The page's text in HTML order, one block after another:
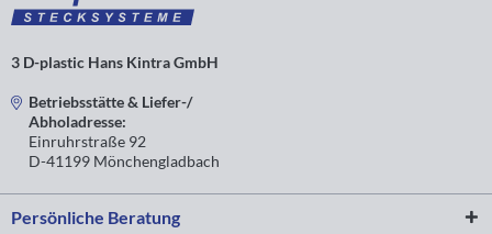
3 D-plastic Hans Kintra GmbH
Betriebsstätte & Liefer-/
Abholadresse:
Einruhrstraße 92
D-41199 Mönchengladbach
Persönliche Beratung